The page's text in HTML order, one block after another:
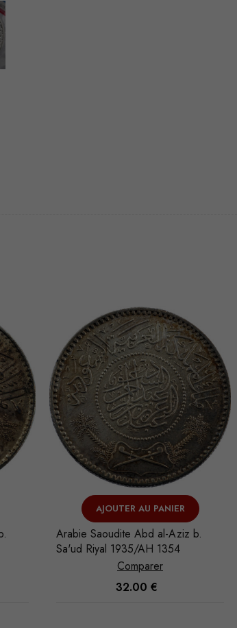
VOIR L'ARTICLE
Arabie Saoudite Abd al-Aziz b.
Sa'ud Riyal 1948/AH 1367
Comparer
25.00 €